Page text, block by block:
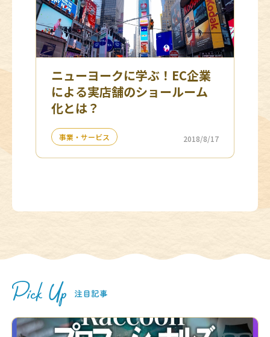
ニューヨークに学ぶ！EC企業
による実店舗のショールーム
化とは？
事業・サービス 2018/8/17